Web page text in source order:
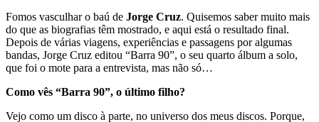
Fomos vasculhar o baú de Jorge Cruz. Quisemos saber muito mais
do que as biografias têm mostrado, e aqui está o resultado final.
Depois de várias viagens, experiências e passagens por algumas
bandas, Jorge Cruz editou “Barra 90”, o seu quarto álbum a solo,
que foi o mote para a entrevista, mas não só…
Como vês “Barra 90”, o último filho?
Vejo como um disco à parte, no universo dos meus discos. Porque,